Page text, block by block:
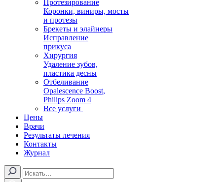
Протезирование
Коронки, виниры, мосты
и протезы
Брекеты и элaйнеры
Исправление
прикуса
Хирургия
Удаление зубов,
пластика десны
Отбеливание
Opalescence Boost,
Philips Zoom 4
Все услуги
Цены
Врачи
Результаты лечения
Контакты
Журнал